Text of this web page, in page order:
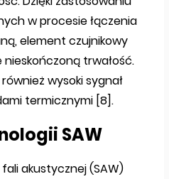
w procesie łączenia
element czujnikowy
trwałość.
wysoki sygnał
termicznymi [8].
SAW
akustycznej (SAW)